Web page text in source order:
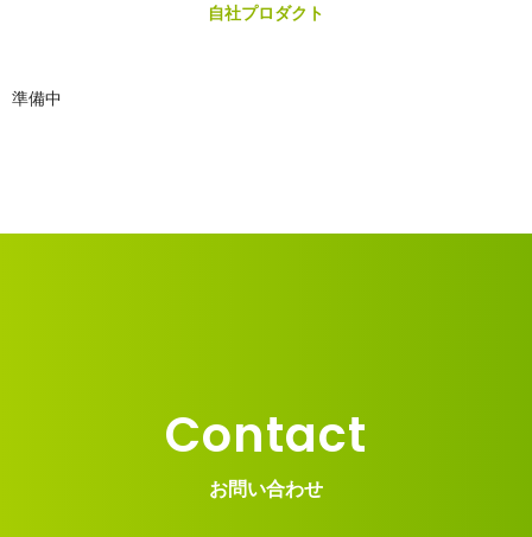
自社プロダクト
準備中
Contact
お問い合わせ